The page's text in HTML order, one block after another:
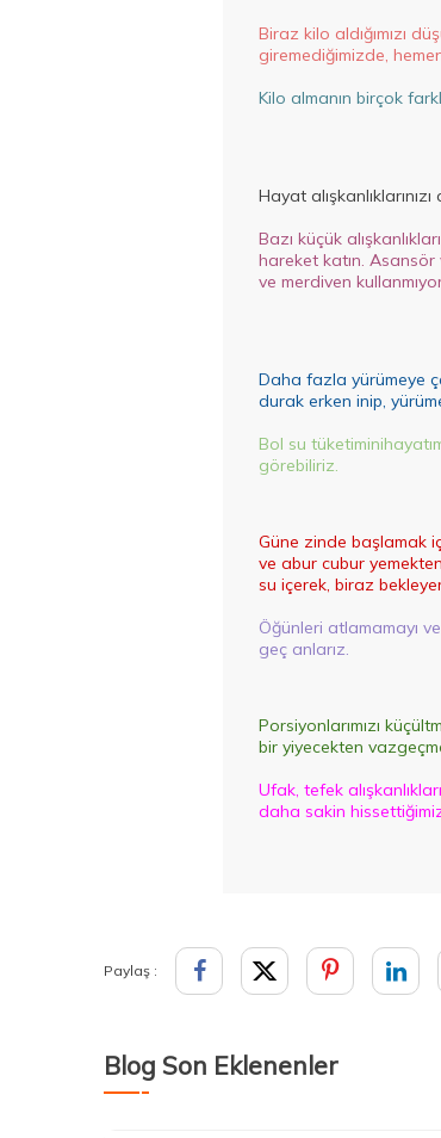
Biraz kilo aldığımızı
giremediğimizde,
Kilo almanın birçok
Hayat
Bazı küçük
hareket katın. Asansör
ve merdiven
Daha fazla yürümeye
durak erken inip,
Bol su tüketimini
görebiliriz.
Güne zinde başlamak
ve abur cubur
su içerek, biraz
Öğünleri atlamamayı
geç anlarız.
Porsiyonlarımızı
bir yiyecekten
Ufak, tefek
daha sakin
Paylaş :
Blog Son Eklenenler